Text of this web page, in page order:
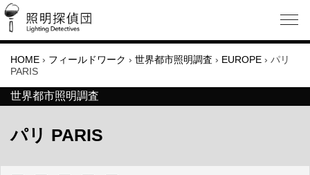
HOME › フィールドワーク › 世界都市照明調査 › EUROPE › パリ
PARIS
世界都市照明調査
パリ PARIS